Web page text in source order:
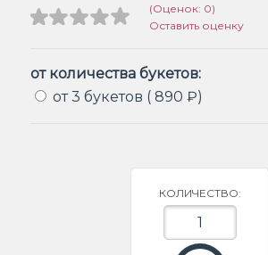
(Оценок: 0)
Оставить оценку
от количества букетов:
от 3 букетов ( 890 ₽)
КОЛИЧЕСТВО: